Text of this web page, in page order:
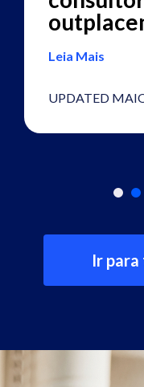
Leia Mais
UPDATED
Ir